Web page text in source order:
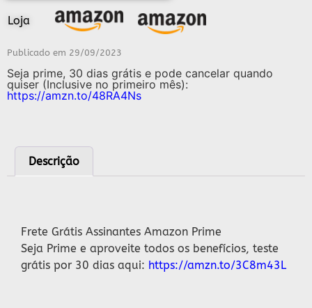
Loja
Publicado em 29/09/2023
Seja prime, 30 dias grátis e pode cancelar quando
quiser (Inclusive no primeiro mês):
https://amzn.to/48RA4Ns
Descrição
Frete Grátis Assinantes Amazon Prime
Seja Prime e aproveite todos os benefícios, teste
grátis por 30 dias aqui: https://amzn.to/3C8m43L